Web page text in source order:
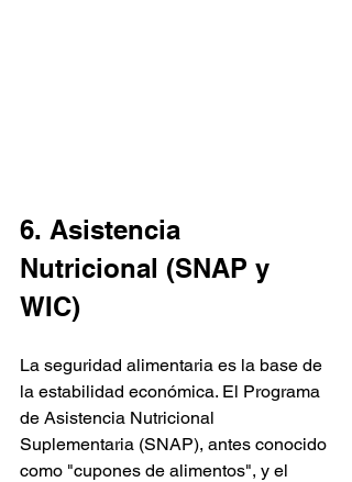
6. Asistencia
Nutricional (SNAP y
WIC)
La seguridad alimentaria es la base de
la estabilidad económica. El Programa
de Asistencia Nutricional
Suplementaria (SNAP), antes conocido
como "cupones de alimentos", y el